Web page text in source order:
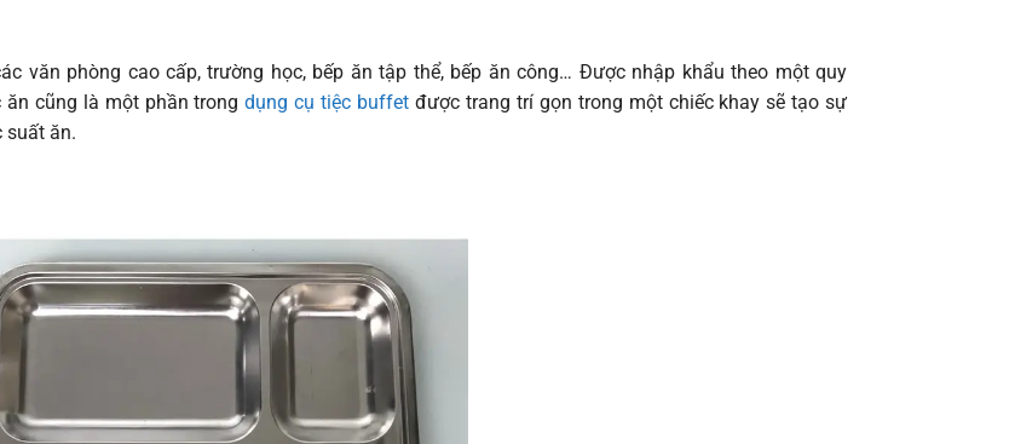
văn phòng cao cấp, trường học, bếp ăn tập thể, bếp ăn công… Được nhập khẩu theo một quy
ăn cũng là một phần trongdụng cụ tiệc buffet được trang trí gọn trong một chiếc khay sẽ tạo sự
suất ăn.